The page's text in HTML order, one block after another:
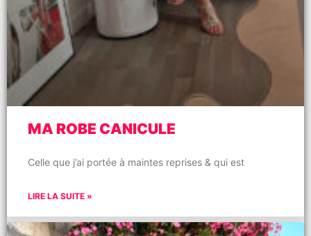
MA ROBE CANICULE
Celle que j’ai portée à maintes reprises & qui est
LIRE LA SUITE »